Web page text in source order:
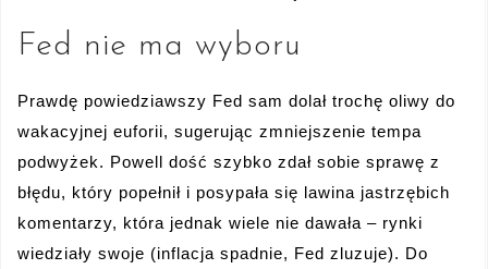
Fed nie ma wyboru
Prawdę powiedziawszy Fed sam dolał trochę oliwy do
wakacyjnej euforii, sugerując zmniejszenie tempa
podwyżek. Powell dość szybko zdał sobie sprawę z
błędu, który popełnił i posypała się lawina jastrzębich
komentarzy, która jednak wiele nie dawała – rynki
wiedziały swoje (inflacja spadnie, Fed zluzuje). Do